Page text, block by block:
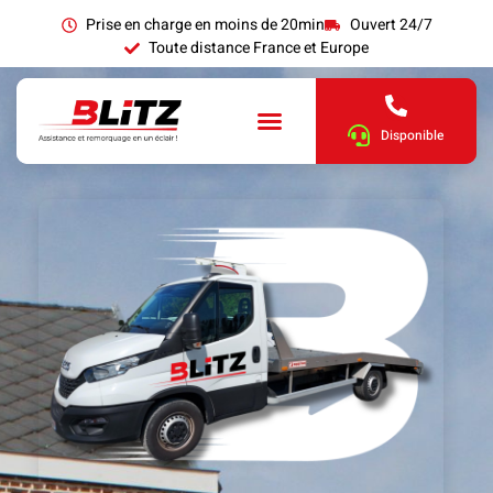
Prise en charge en moins de 20min
Ouvert 24/7
Toute distance France et Europe
Disponible